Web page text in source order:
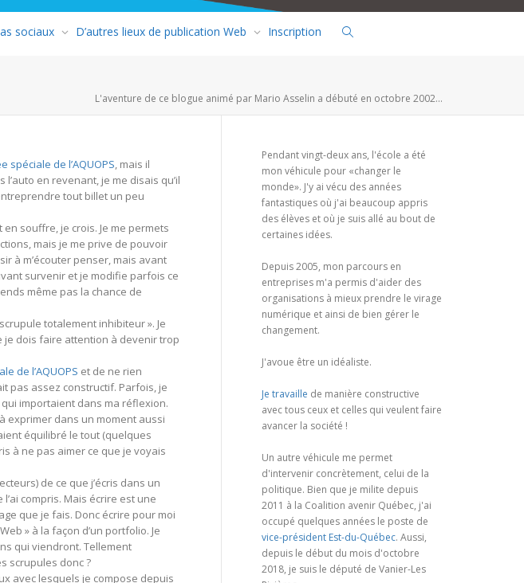
sociaux D’autres lieux de publication Web Inscription
L'aventure de ce blogue animé par Mario Asselin a débuté en octobre 2002...
spéciale de l’AQUOPS, mais il
en revenant, je me disais qu’il
tout billet un peu
souffre, je crois. Je me permets
mais je me prive de pouvoir
à m’écouter penser, mais avant
survenir et je modifie parfois ce
même pas la chance de
totalement inhibiteur ». Je
je dois faire attention à devenir trop
de l’AQUOPS et de ne rien
pas assez constructif. Parfois, je
importaient dans ma réflexion.
exprimer dans un moment aussi
équilibré le tout (quelques
à ne pas aimer ce que je voyais
de ce que j’écris dans un
compris. Mais écrire est une
que je fais. Donc écrire pour moi
» à la façon d’un portfolio. Je
qui viendront. Tellement
scrupules donc ?
avec lesquels je compose depuis
Pendant vingt-deux ans, l'école a été
mon véhicule pour «changer le
monde». J'y ai vécu des années
fantastiques où j'ai beaucoup appris
des élèves et où je suis allé au bout de
certaines idées.
Depuis 2005, mon parcours en
entreprises m'a permis d'aider des
organisations à mieux prendre le virage
numérique et ainsi de bien gérer le
changement.
J'avoue être un idéaliste.
Je travaille de manière constructive
avec tous ceux et celles qui veulent faire
avancer la société !
Un autre véhicule me permet
d'intervenir concrètement, celui de la
politique. Bien que je milite depuis
2011 à la Coalition avenir Québec, j'ai
occupé quelques années le poste de
vice-président Est-du-Québec. Aussi,
depuis le début du mois d'octobre
2018, je suis le député de Vanier-Les